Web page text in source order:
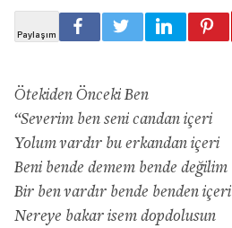
Ötekiden Önceki Ben
“Severim ben seni candan içeri
Yolum vardır bu erkandan içeri
Beni bende demem bende değilim
Bir ben vardır bende benden içeri
Nereye bakar isem dopdolusun